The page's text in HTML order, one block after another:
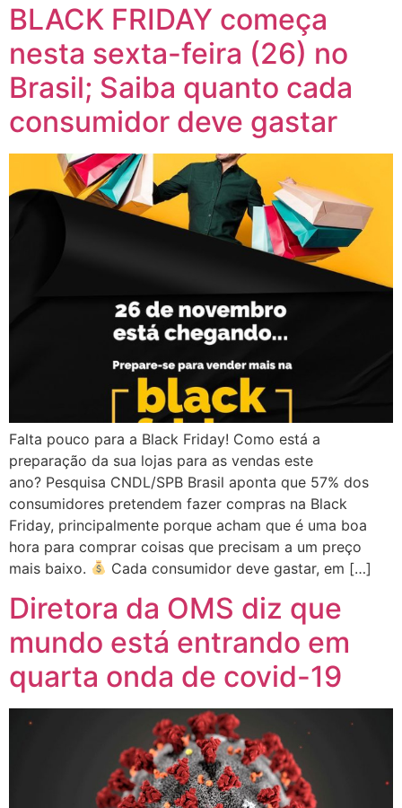
BLACK FRIDAY começa
nesta sexta-feira (26) no
Brasil; Saiba quanto cada
consumidor deve gastar
Falta pouco para a Black Friday! Como está a
preparação da sua lojas para as vendas este
ano? Pesquisa CNDL/SPB Brasil aponta que 57% dos
consumidores pretendem fazer compras na Black
Friday, principalmente porque acham que é uma boa
hora para comprar coisas que precisam a um preço
mais baixo.
Cada consumidor deve gastar, em […]
Diretora da OMS diz que
mundo está entrando em
quarta onda de covid-19